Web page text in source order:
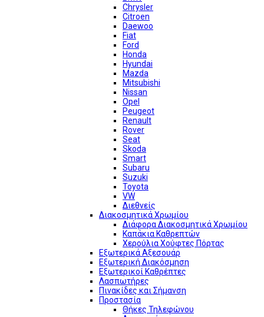
Chrysler
Citroen
Daewoo
Fiat
Ford
Honda
Hyundai
Mazda
Mitsubishi
Nissan
Opel
Peugeot
Renault
Rover
Seat
Skoda
Smart
Subaru
Suzuki
Toyota
VW
Διεθνείς
Διακοσμητικά Χρωμίου
Διάφορα Διακοσμητικά Χρωμίου
Καπάκια Καθρεπτών
Χερούλια Χούφτες Πόρτας
Εξωτερικά Αξεσουάρ
Εξωτερική Διακόσμηση
Εξωτερικοί Καθρέπτες
Λασπωτήρες
Πινακίδες και Σήμανση
Προστασία
Θήκες Τηλεφώνου